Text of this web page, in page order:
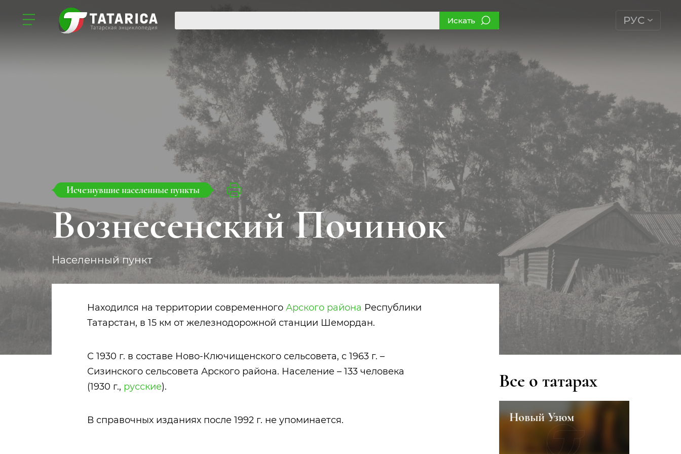
Искать РУС
Исчезнувшие населенные пункты
Вознесенский Починок
Населенный пункт
Находился на территории современного Арского района Республики
Татарстан, в 15 км от железнодорожной станции Шемордан.
С 1930 г. в составе Ново-Ключищенского сельсовета, с 1963 г. –
Сизинского сельсовета Арского района. Население – 133 человека
(1930 г., русские).
В справочных изданиях после 1992 г. не упоминается.
Все о татарах
Тукай Габдулла Новый Узюм